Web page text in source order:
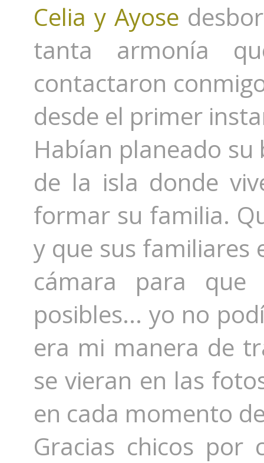
Celia y Ayose
tanta armonía
contactaron
desde el primer
Habían planeado
de la isla donde
formar su familia.
y que sus familiares
cámara para
posibles... yo no
era mi manera de
se vieran en las
en cada momento
Gracias chicos por